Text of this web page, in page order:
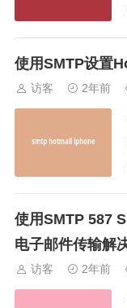
使用SMTP设置
访客 2年前
使用SMTP 587
电子邮件传输解
访客 2年前